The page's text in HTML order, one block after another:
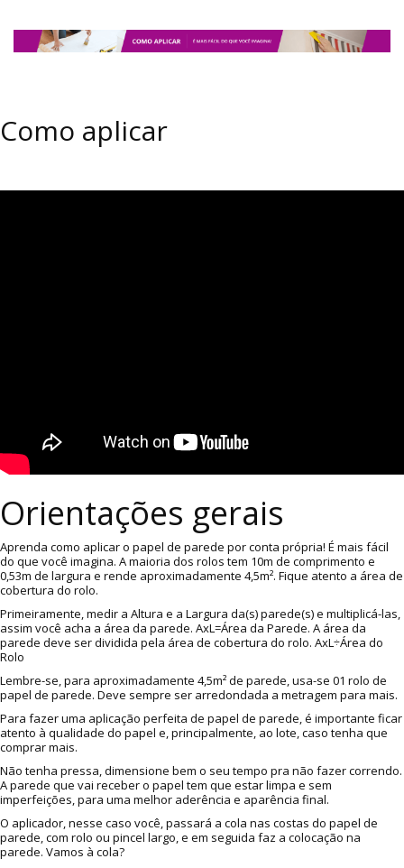
Como aplicar
Orientações gerais
Aprenda como aplicar o papel de parede por conta própria! É mais fácil
do que você imagina. A maioria dos rolos tem 10m de comprimento e
0,53m de largura e rende aproximadamente 4,5m². Fique atento a área de
cobertura do rolo.
Primeiramente, medir a Altura e a Largura da(s) parede(s) e multiplicá-las,
assim você acha a área da parede. AxL=Área da Parede. A área da
parede deve ser dividida pela área de cobertura do rolo. AxL÷Área do
Rolo
Lembre-se, para aproximadamente 4,5m² de parede, usa-se 01 rolo de
papel de parede. Deve sempre ser arredondada a metragem para mais.
Para fazer uma aplicação perfeita de papel de parede, é importante ficar
atento à qualidade do papel e, principalmente, ao lote, caso tenha que
comprar mais.
Não tenha pressa, dimensione bem o seu tempo pra não fazer correndo.
A parede que vai receber o papel tem que estar limpa e sem
imperfeições, para uma melhor aderência e aparência final.
O aplicador, nesse caso você, passará a cola nas costas do papel de
parede, com rolo ou pincel largo, e em seguida faz a colocação na
parede. Vamos à cola?